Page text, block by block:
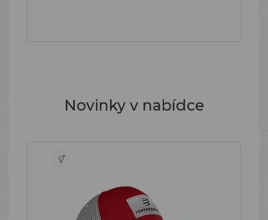
Novinky v nabídce